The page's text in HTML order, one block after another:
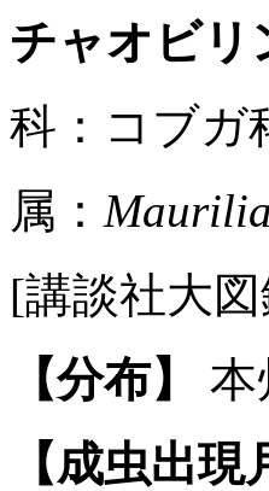
チャオビ
科：コブガ
属： Maurilia
[講談社大
【分布】
本
【成虫出現